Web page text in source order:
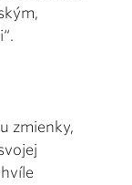
zmienky,